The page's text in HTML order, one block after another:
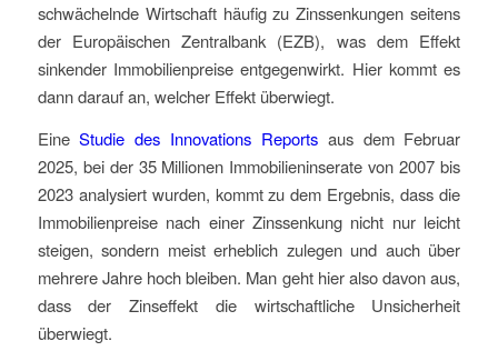
schwächelnde Wirtschaft häufig zu Zinssenkungen seitens
der Europäischen Zentralbank (EZB), was dem Effekt
sinkender Immobilienpreise entgegenwirkt. Hier kommt es
dann darauf an, welcher Effekt überwiegt.
EineStudie des Innovations Reportsaus dem Februar
2025, bei der 35 Millionen Immobilieninserate von 2007 bis
2023 analysiert wurden, kommt zu dem Ergebnis, dass die
Immobilienpreise nach einer Zinssenkung nicht nur leicht
steigen, sondern meist erheblich zulegen und auch über
mehrere Jahre hoch bleiben. Man geht hier also davon aus,
dass der Zinseffekt die wirtschaftliche Unsicherheit
überwiegt.